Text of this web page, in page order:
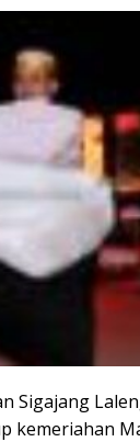
Sigajang
kemeriahan